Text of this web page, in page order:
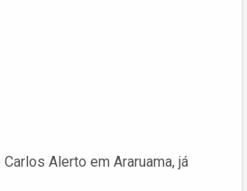
Alerto em Araruama, já